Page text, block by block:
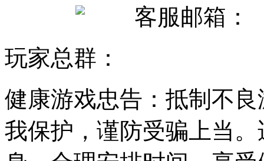
客服邮箱：
玩家总群：
健康游戏忠告：抵制不
我保护，谨防受骗上当